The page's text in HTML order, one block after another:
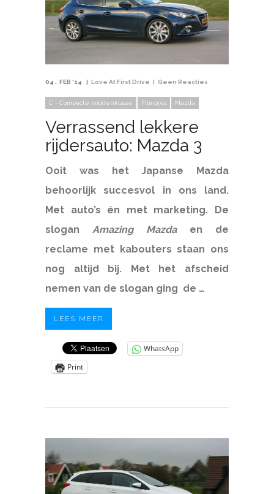
04 FEB '14 Love At First Drive Geen Reacties
C - Compacte middenklasse Filmpjes Mazda
Verrassend lekkere
rijdersauto: Mazda 3
Ooit was het Japanse Mazda
behoorlijk succesvol in ons land.
Met auto’s én met marketing. De
slogan Amazing Mazdaen de
reclame met kabouters staan ons
nog altijd bij. Met het afscheid
nemen van de slogan ging de …
LEES MEER
WhatsApp
Print